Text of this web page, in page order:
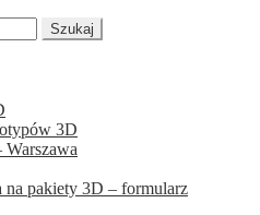
Szukaj
3D
na pakiety 3D – formularz